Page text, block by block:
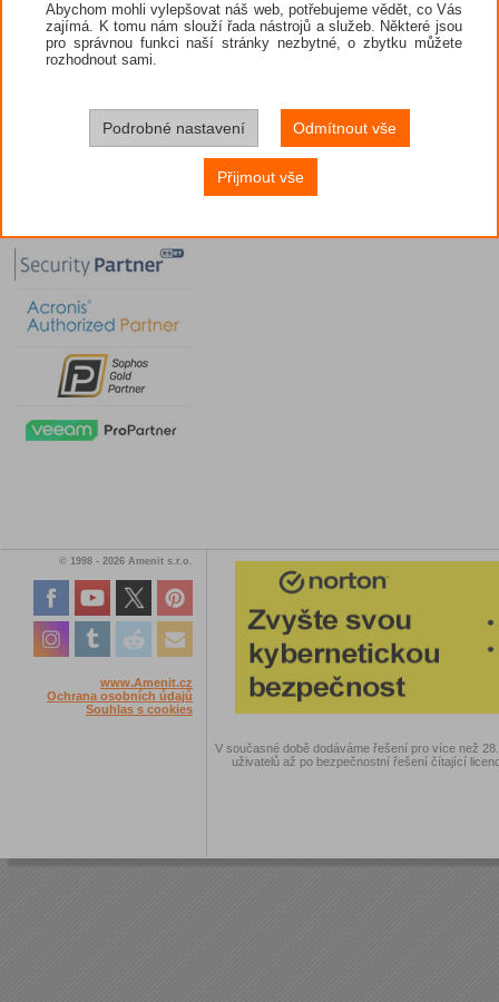
© 1998 - 2026 Amenit s.r.o.
www.Amenit.cz
Ochrana osobních údajů
Souhlas s cookies
V současné době dodáváme řešení pro více než
uživatelů až po bezpečnostní řešení čítající
Abychom mohli vylepšovat náš web, potřebujeme vědět, co Vás
zajímá. K tomu nám slouží řada nástrojů a služeb. Některé jsou
pro správnou funkci naší stránky nezbytné, o zbytku můžete
rozhodnout sami.
Podrobné nastavení Odmítnout vše
Přijmout vše